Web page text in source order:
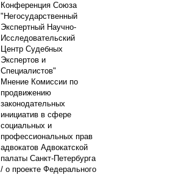
Конференция Союза
"Негосударственный
Экспертный Научно-
Исследовательский
Центр Судебных
Экспертов и
Специалистов"
Мнение Комиссии по
продвижению
законодательных
инициатив в сфере
социальных и
профессиональных прав
адвокатов Адвокатской
палаты Санкт-Петербурга
/ о проекте Федерального